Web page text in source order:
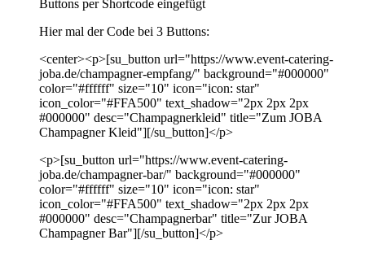
Buttons per Shortcode eingefügt
Hier mal der Code bei 3 Buttons:
<center><p>[su_button url="https://www.event-catering-
joba.de/champagner-empfang/" background="#000000"
color="#ffffff" size="10" icon="icon: star"
icon_color="#FFA500" text_shadow="2px 2px 2px
#000000" desc="Champagnerkleid" title="Zum JOBA
Champagner Kleid"][/su_button]</p>
<p>[su_button url="https://www.event-catering-
joba.de/champagner-bar/" background="#000000"
color="#ffffff" size="10" icon="icon: star"
icon_color="#FFA500" text_shadow="2px 2px 2px
#000000" desc="Champagnerbar" title="Zur JOBA
Champagner Bar"][/su_button]</p>